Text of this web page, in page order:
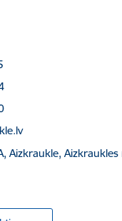
Aizkraukle, Aizkraukles